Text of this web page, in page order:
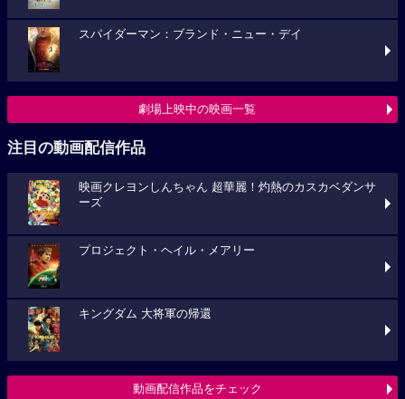
スパイダーマン：ブランド・ニュー・デイ
劇場上映中の映画一覧
注目の動画配信作品
映画クレヨンしんちゃん 超華麗！灼熱のカスカベダンサ
ーズ
プロジェクト・ヘイル・メアリー
キングダム 大将軍の帰還
動画配信作品をチェック